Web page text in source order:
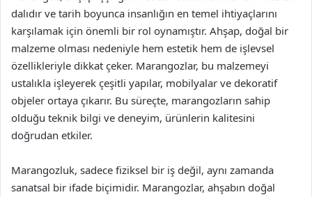
dalıdır ve tarih boyunca insanlığın en temel ihtiyaçlarını
karşılamak için önemli bir rol oynamıştır. Ahşap, doğal bir
malzeme olması nedeniyle hem estetik hem de işlevsel
özellikleriyle dikkat çeker. Marangozlar, bu malzemeyi
ustalıkla işleyerek çeşitli yapılar, mobilyalar ve dekoratif
objeler ortaya çıkarır. Bu süreçte, marangozların sahip
olduğu teknik bilgi ve deneyim, ürünlerin kalitesini
doğrudan etkiler.
Marangozluk, sadece fiziksel bir iş değil, aynı zamanda
sanatsal bir ifade biçimidir. Marangozlar, ahşabın doğal